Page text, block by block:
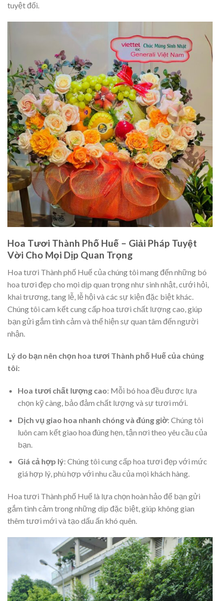
tuyệt đối.
Hoa Tươi Thành Phố Huế – Giải Pháp Tuyệt
Vời Cho Mọi Dịp Quan Trọng
Hoa tươi Thành phố Huế của chúng tôi mang đến những bó
hoa tươi đẹp cho mọi dịp quan trọng như sinh nhật, cưới hỏi,
khai trương, tang lễ, lễ hội và các sự kiện đặc biệt khác.
Chúng tôi cam kết cung cấp hoa tươi chất lượng cao, giúp
bạn gửi gắm tình cảm và thể hiện sự quan tâm đến người
nhận.
Lý do bạn nên chọn hoa tươi Thành phố Huế của chúng
tôi:
Hoa tươi chất lượng cao: Mỗi bó hoa đều được lựa
chọn kỹ càng, bảo đảm chất lượng và sự tươi mới.
Dịch vụ giao hoa nhanh chóng và đúng giờ: Chúng tôi
luôn cam kết giao hoa đúng hẹn, tận nơi theo yêu cầu của
bạn.
Giá cả hợp lý: Chúng tôi cung cấp hoa tươi đẹp với mức
giá hợp lý, phù hợp với nhu cầu của mọi khách hàng.
Hoa tươi Thành phố Huế là lựa chọn hoàn hảo để bạn gửi
gắm tình cảm trong những dịp đặc biệt, giúp không gian
thêm tươi mới và tạo dấu ấn khó quên.